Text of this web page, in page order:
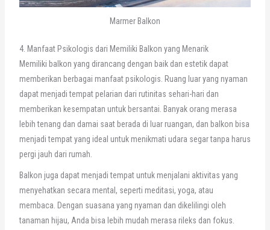
Marmer Balkon
4. Manfaat Psikologis dari Memiliki Balkon yang Menarik
Memiliki balkon yang dirancang dengan baik dan estetik dapat
memberikan berbagai manfaat psikologis. Ruang luar yang nyaman
dapat menjadi tempat pelarian dari rutinitas sehari-hari dan
memberikan kesempatan untuk bersantai. Banyak orang merasa
lebih tenang dan damai saat berada di luar ruangan, dan balkon bisa
menjadi tempat yang ideal untuk menikmati udara segar tanpa harus
pergi jauh dari rumah.
Balkon juga dapat menjadi tempat untuk menjalani aktivitas yang
menyehatkan secara mental, seperti meditasi, yoga, atau
membaca. Dengan suasana yang nyaman dan dikelilingi oleh
tanaman hijau, Anda bisa lebih mudah merasa rileks dan fokus.